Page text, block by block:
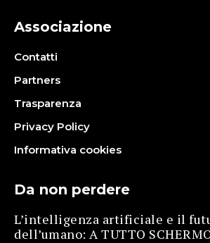
Associazione
Contatti
Partners
Trasparenza
Privacy Policy
Informativa cookies
Da non perdere
L’intelligenza artificiale e il
dell’umano: A TUTTO